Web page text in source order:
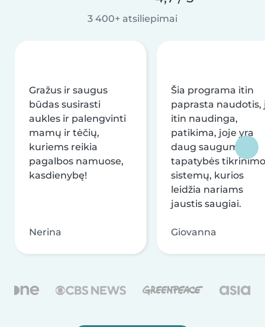
3 400+ atsiliepimai
Gražus ir saugus
būdas susirasti
aukles ir palengvinti
mamų ir tėčių,
kuriems reikia
pagalbos namuose,
kasdienybę!
Nerina
Šia programa itin
paprasta naudotis,
itin naudinga,
patikima, joje yra
daug saugumo ir
tapatybės tikrinimo
sistemų, kurios
leidžia nariams
jaustis saugiai.
Giovanna